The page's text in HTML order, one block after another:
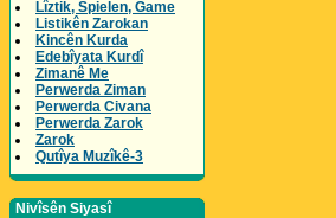
Lîztik, Spielen, Game
Listikên Zarokan
Kincên Kurda
Edebîyata Kurdî
Zimanê Me
Perwerda Ziman
Perwerda Civana
Perwerda Zarok
Zarok
Qutîya Muzîkê-3
Nivîsên Siyasî